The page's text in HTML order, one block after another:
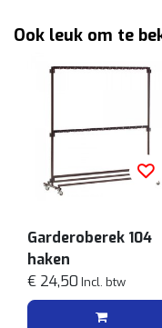
Ook leuk om te
Garderoberek 104
haken
€ 24,50 Incl. btw